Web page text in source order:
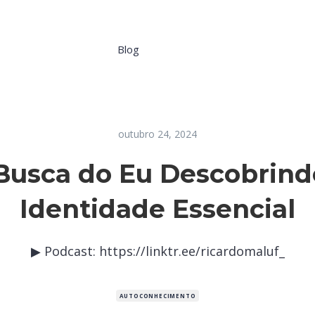
Blog
outubro 24, 2024
do Eu
Identidade Essencial
▶ Podcast: https://linktr.ee/ricardomaluf_
AUTOCONHECIMENTO